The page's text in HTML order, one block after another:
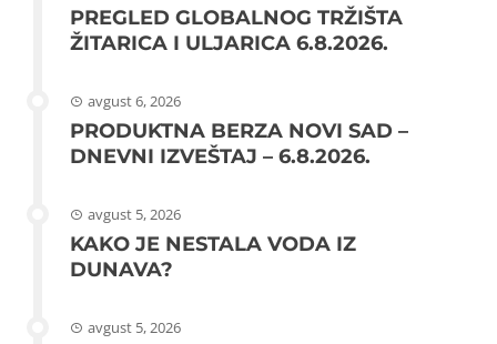
PREGLED GLOBALNOG TRŽIŠTA
ŽITARICA I ULJARICA 6.8.2026.
avgust 6, 2026
PRODUKTNA BERZA NOVI SAD –
DNEVNI IZVEŠTAJ – 6.8.2026.
avgust 5, 2026
KAKO JE NESTALA VODA IZ
DUNAVA?
avgust 5, 2026